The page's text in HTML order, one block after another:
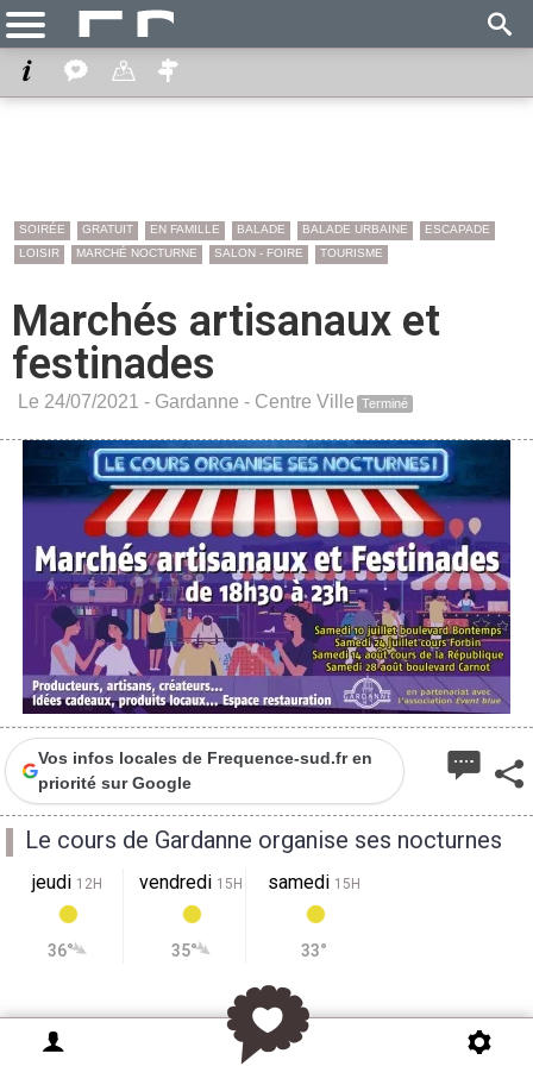
SOIRÉE GRATUIT EN FAMILLE BALADE BALADE URBAINE
ESCAPADE
LOISIR
MARCHÉ NOCTURNE SALON - FOIRE TOURISME
Marchés artisanaux et
festinades
Le 24/07/2021 - Gardanne - Centre Ville Terminé
Vos infos locales de Frequence-sud.fr en
priorité sur Google
Le cours de Gardanne organise ses nocturnes
jeudi 12H
36°
vendredi 15H
35°
samedi 15H
33°
Cet été, nous vous donnons rendez-vous quatre